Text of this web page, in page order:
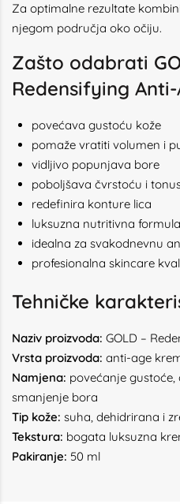
Za optimalne rezultate
njegom područja oko očiju.
Zašto odabrati
Redensifying
povećava gustoću kože
pomaže vratiti volumen i
vidljivo popunjava bore
poboljšava čvrstoću i
redefinira konture lica
luksuzna nutritivna formula
idealna za svakodnevnu
profesionalna skincare
Tehničke
Naziv proizvoda: GOLD –
Vrsta proizvoda: anti-age
Namjena: povećanje
smanjenje bora
Tip kože: suha, dehidrirana i
Tekstura: bogata luksuzna
Pakiranje: 50 ml